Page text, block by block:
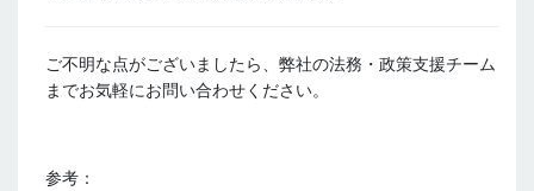
ご不明な点がございましたら、弊社の法務・政策支援チーム
までお気軽にお問い合わせください。
参考：